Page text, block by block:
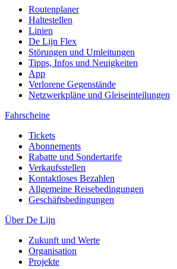
Routenplaner
Haltestellen
Linien
De Lijn Flex
Störungen und Umleitungen
Tipps, Infos und Neuigkeiten
App
Verlorene Gegenstände
Netzwerkpläne und Gleiseinteilungen
Fahrscheine
Tickets
Abonnements
Rabatte und Sondertarife
Verkaufsstellen
Kontaktloses Bezahlen
Allgemeine Reisebedingungen
Geschäftsbedingungen
Über De Lijn
Zukunft und Werte
Organisation
Projekte